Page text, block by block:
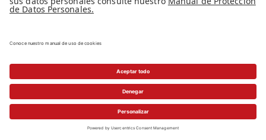
En la Antigüedad, de la mano de Luciano de
mezcla crítica y fantasía, denominado por la
crítica posterior como “sátira menipea” y que
ha tenido una continuidad asombrosa a lo
largo de la historia occidental. Su actualidad e
importancia no solo se ve reflejada en la